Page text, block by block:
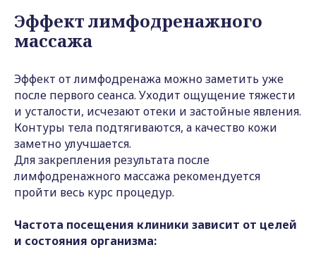
Эффект лимфодренажного
массажа
Эффект от лимфодренажа можно заметить уже
после первого сеанса. Уходит ощущение тяжести
и усталости, исчезают отеки и застойные явления.
Контуры тела подтягиваются, а качество кожи
заметно улучшается.
Для закрепления результата после
лимфодренажного массажа рекомендуется
пройти весь курс процедур.
Частота посещения клиники зависит от целей
и состояния организма: